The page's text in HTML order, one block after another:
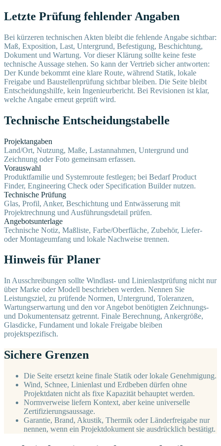
Letzte Prüfung fehlender Angaben
Bei kürzeren technischen Akten bleibt die fehlende Angabe sichtbar:
Maß, Exposition, Last, Untergrund, Befestigung, Beschichtung,
Dokument und Wartung. Vor dieser Klärung sollte keine feste
technische Aussage stehen. So kann der Vertrieb sicher antworten:
Der Kunde bekommt eine klare Route, während Statik, lokale
Freigabe und Baustellenprüfung sichtbar bleiben. Die Seite bleibt
Entscheidungshilfe, kein Ingenieurbericht. Bei Revisionen ist klar,
welche Angabe erneut geprüft wird.
Technische Entscheidungstabelle
Projektangaben
Land/Ort, Nutzung, Maße, Lastannahmen, Untergrund und
Zeichnung oder Foto gemeinsam erfassen.
Vorauswahl
Produktfamilie und Systemroute festlegen; bei Bedarf Product
Finder, Engineering Check oder Specification Builder nutzen.
Technische Prüfung
Glas, Profil, Anker, Beschichtung und Entwässerung mit
Projektrechnung und Ausführungsdetail prüfen.
Angebotsunterlage
Technische Notiz, Maßliste, Farbe/Oberfläche, Zubehör, Liefer-
oder Montageumfang und lokale Nachweise trennen.
Hinweis für Planer
In Ausschreibungen sollte Windlast- und Linienlastprüfung nicht nur
über Marke oder Modell beschrieben werden. Nennen Sie
Leistungsziel, zu prüfende Normen, Untergrund, Toleranzen,
Wartungserwartung und den vor Angebot benötigten Zeichnungs-
und Dokumentensatz getrennt. Finale Berechnung, Ankergröße,
Glasdicke, Fundament und lokale Freigabe bleiben
projektspezifisch.
Sichere Grenzen
Die Seite ersetzt keine finale Statik oder lokale Genehmigung.
Wind, Schnee, Linienlast und Erdbeben dürfen ohne
Projektdaten nicht als fixe Kapazität behauptet werden.
Normverweise liefern Kontext, aber keine universelle
Zertifizierungsaussage.
Garantie, Brand, Akustik, Thermik oder Länderfreigabe nur
nennen, wenn ein Projektdokument sie ausdrücklich bestätigt.